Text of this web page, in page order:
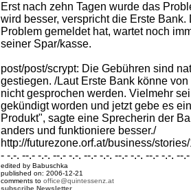
Erst nach zehn Tagen wurde das
wird besser, verspricht die Erste Bank.
Problem gemeldet hat, wartet noch
seiner Spar/kasse.
post/post/scrypt: Die Gebühren sind
gestiegen. /Laut Erste Bank könne
nicht gesprochen werden. Vielmehr
gekündigt worden und jetzt gebe es
Produkt", sagte eine Sprecherin der
anders und funktioniere besser./
http://futurezone.orf.at/business/
- -.-. --.- -.-. --.- -.-. --.- -.-. --.- -.-. --.- -.-. --.-
edited by Babuschka
published on: 2006-12-21
comments to office@quintessenz.at